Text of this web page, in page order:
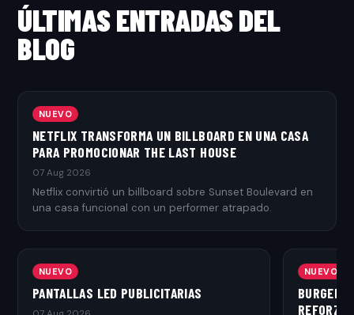
ÚLTIMAS ENTRADAS DEL
BLOG
NUEVO
NETFLIX TRANSFORMA UN BILLBOARD EN UNA CASA
PARA PROMOCIONAR THE LAST HOUSE
07 Aug 2026
Netflix convirtió un billboard sobre Sunset Boulevard en
una casa funcional con un performer atrapado.
NUEVO
PANTALLAS LED PUBLICITARIAS
NUEVO
BURGER